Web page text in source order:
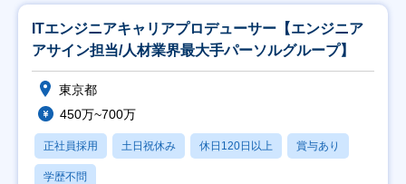
ITエンジニアキャリアプロデューサー【エンジニア
アサイン担当/人材業界最大手パーソルグループ】
東京都
450万~700万
正社員採用 土日祝休み 休日120日以上 賞与あり
学歴不問